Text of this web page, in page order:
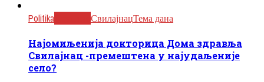
Politika СвилајнацТема дана
Најомиљенија докторица Дома здравља
Свилајнац -премештена у најудаљеније
село?